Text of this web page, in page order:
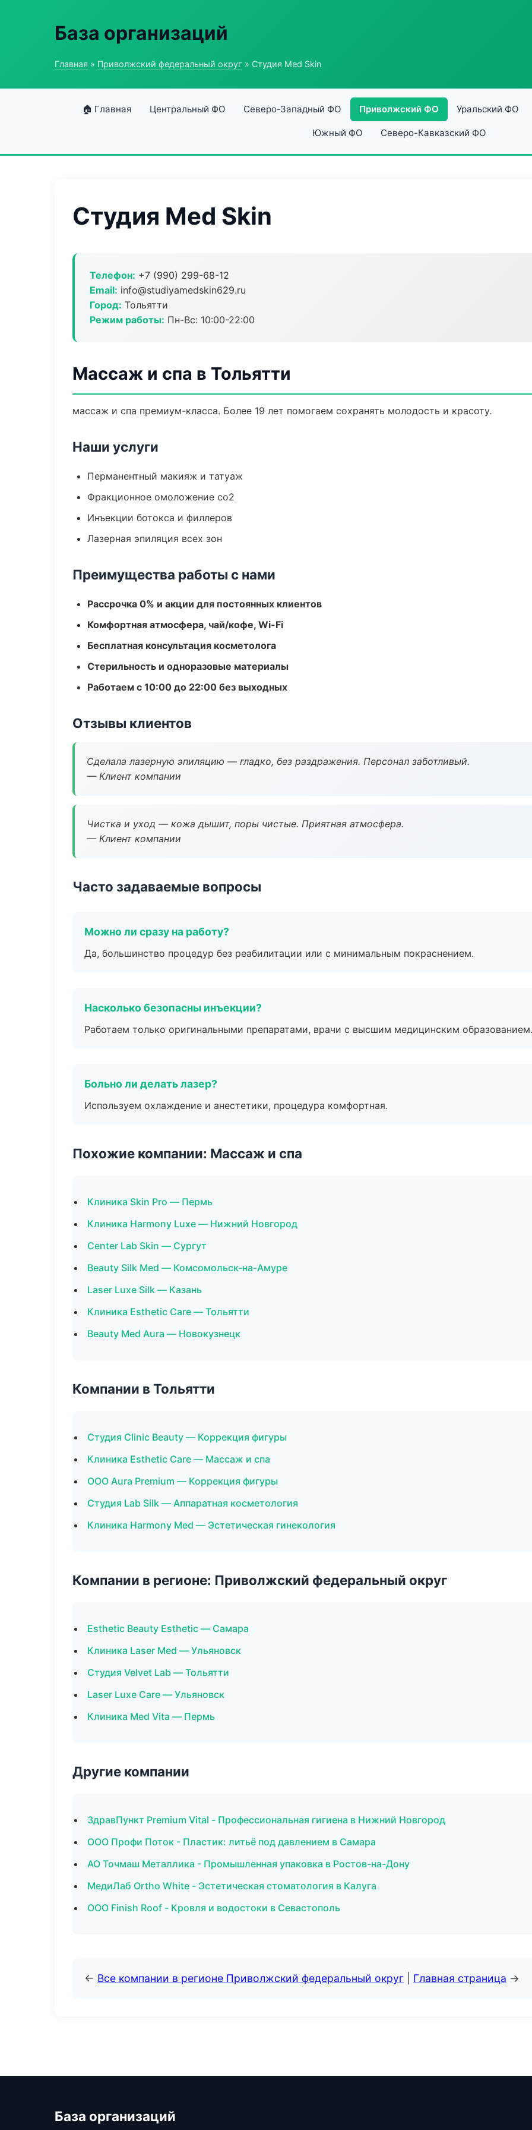
База организаций
Главная » Приволжский федеральный округ » Студия Med Skin
🏠 Главная Центральный ФО Северо-Западный ФО Приволжский ФО Уральский ФО
Южный ФО Северо-Кавказский ФО
Студия Med Skin
Телефон: +7 (990) 299-68-12
Email: info@studiyamedskin629.ru
Город: Тольятти
Режим работы: Пн-Вс: 10:00-22:00
Массаж и спа в Тольятти
массаж и спа премиум-класса. Более 19 лет помогаем сохранять молодость и красоту.
Наши услуги
Перманентный макияж и татуаж
Фракционное омоложение co2
Инъекции ботокса и филлеров
Лазерная эпиляция всех зон
Преимущества работы с нами
Рассрочка 0% и акции для постоянных клиентов
Комфортная атмосфера, чай/кофе, Wi-Fi
Бесплатная консультация косметолога
Стерильность и одноразовые материалы
Работаем с 10:00 до 22:00 без выходных
Отзывы клиентов
Сделала лазерную эпиляцию — гладко, без раздражения. Персонал заботливый.
— Клиент компании
Чистка и уход — кожа дышит, поры чистые. Приятная атмосфера.
— Клиент компании
Часто задаваемые вопросы
Можно ли сразу на работу?
Да, большинство процедур без реабилитации или с минимальным покраснением.
Насколько безопасны инъекции?
Работаем только оригинальными препаратами, врачи с высшим медицинским образованием.
Больно ли делать лазер?
Используем охлаждение и анестетики, процедура комфортная.
Похожие компании: Массаж и спа
Клиника Skin Pro — Пермь
Клиника Harmony Luxe — Нижний Новгород
Center Lab Skin — Сургут
Beauty Silk Med — Комсомольск-на-Амуре
Laser Luxe Silk — Казань
Клиника Esthetic Care — Тольятти
Beauty Med Aura — Новокузнецк
Компании в Тольятти
Студия Clinic Beauty — Коррекция фигуры
Клиника Esthetic Care — Массаж и спа
ООО Aura Premium — Коррекция фигуры
Студия Lab Silk — Аппаратная косметология
Клиника Harmony Med — Эстетическая гинекология
Компании в регионе: Приволжский федеральный округ
Esthetic Beauty Esthetic — Самара
Клиника Laser Med — Ульяновск
Студия Velvet Lab — Тольятти
Laser Luxe Care — Ульяновск
Клиника Med Vita — Пермь
Другие компании
ЗдравПункт Premium Vital - Профессиональная гигиена в Нижний Новгород
ООО Профи Поток - Пластик: литьё под давлением в Самара
АО Точмаш Металлика - Промышленная упаковка в Ростов-на-Дону
МедиЛаб Ortho White - Эстетическая стоматология в Калуга
ООО Finish Roof - Кровля и водостоки в Севастополь
← Все компании в регионе Приволжский федеральный округ Главная страница →
База организаций